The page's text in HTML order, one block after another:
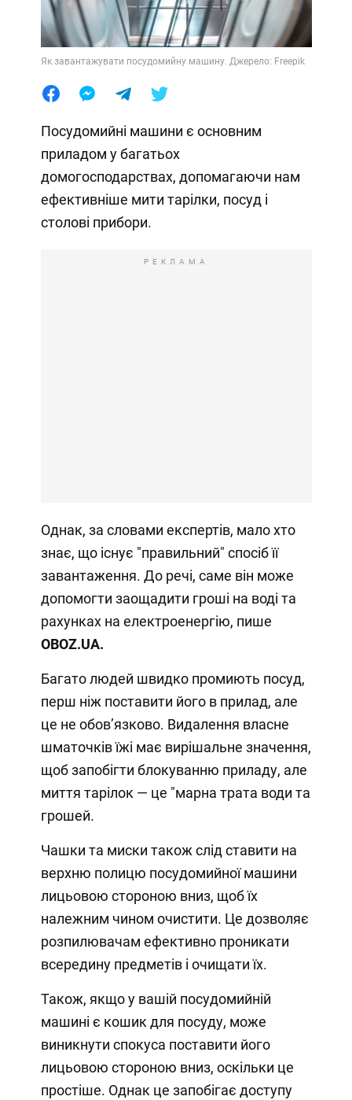
Як завантажувати посудомийну машину. Джерело: Freepik
Посудомийні машини є основним
приладом у багатьох
домогосподарствах, допомагаючи нам
ефективніше мити тарілки, посуд і
столові прибори.
РЕКЛАМА
Однак, за словами експертів, мало хто
знає, що існує "правильний" спосіб її
завантаження. До речі, саме він може
допомогти заощадити гроші на воді та
рахунках на електроенергію, пише
OBOZ.UA.
Багато людей швидко промиють посуд,
перш ніж поставити його в прилад, але
це не обов’язково. Видалення власне
шматочків їжі має вирішальне значення,
щоб запобігти блокуванню приладу, але
миття тарілок — це "марна трата води та
грошей.
Чашки та миски також слід ставити на
верхню полицю посудомийної машини
лицьовою стороною вниз, щоб їх
належним чином очистити. Це дозволяє
розпилювачам ефективно проникати
всередину предметів і очищати їх.
Також, якщо у вашій посудомийній
машині є кошик для посуду, може
виникнути спокуса поставити його
лицьовою стороною вниз, оскільки це
простіше. Однак це запобігає доступу